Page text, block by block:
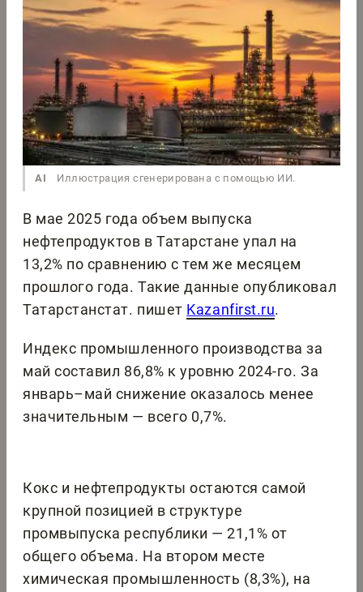
AI Иллюстрация сгенерирована с помощью ИИ.
В мае 2025 года объем выпуска
нефтепродуктов в Татарстане упал на
13,2% по сравнению с тем же месяцем
прошлого года. Такие данные опубликовал
Татарстанстат. пишет Kazanfirst.ru.
Индекс промышленного производства за
май составил 86,8% к уровню 2024-го. За
январь–май снижение оказалось менее
значительным — всего 0,7%.
Кокс и нефтепродукты остаются самой
крупной позицией в структуре
промвыпуска республики — 21,1% от
общего объема. На втором месте
химическая промышленность (8,3%), на